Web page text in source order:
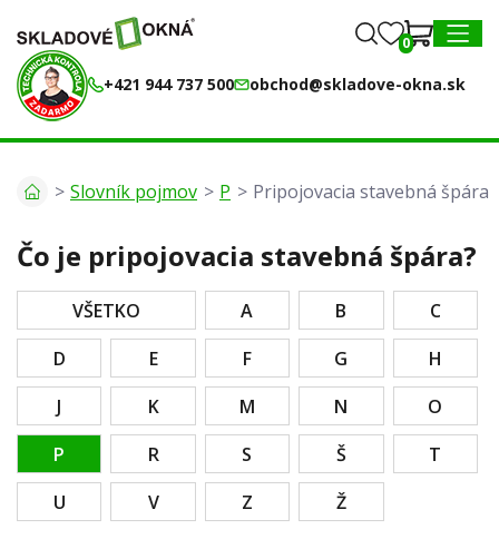
0
+421 944 737 500 obchod@skladove-okna.sk
0
Slovník pojmov P Pripojovacia stavebná špára
Čo je pripojovacia stavebná špára?
VŠETKO A B
C
D
E F G
H
J
K M N
O
P
R S Š
T
U
V Z Ž